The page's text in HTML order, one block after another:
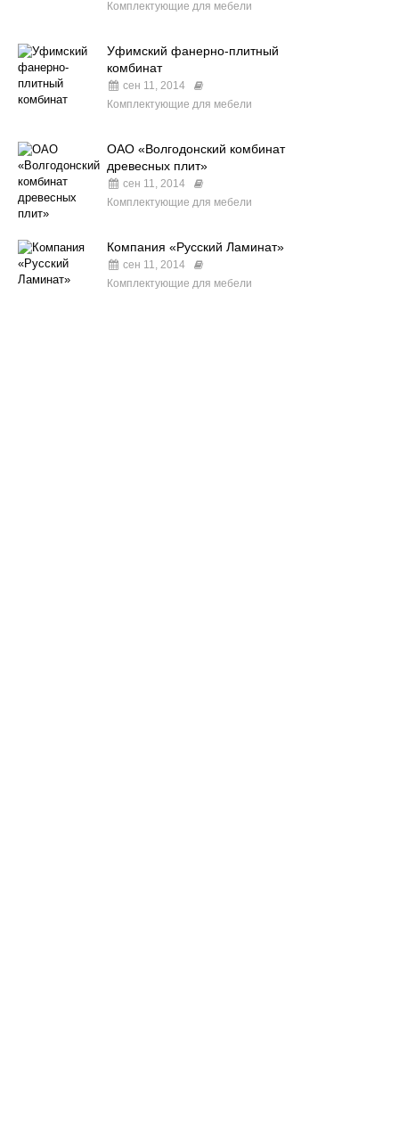
Комплектующие для мебели
Уфимский фанерно-плитный
комбинат
сен 11, 2014
Комплектующие для мебели
ОАО «Волгодонский комбинат
древесных плит»
сен 11, 2014
Комплектующие для мебели
Компания «Русский Ламинат»
сен 11, 2014
Комплектующие для мебели